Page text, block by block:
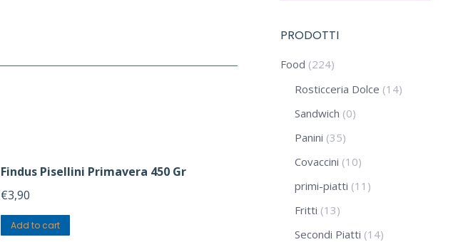
Findus Pisellini Primavera 450 Gr
€3,90
Add to cart
PRODOTTI
Food (224)
Rosticceria Dolce (14)
Sandwich (0)
Panini (35)
Covaccini (10)
primi-piatti (11)
Fritti (13)
Secondi Piatti (14)